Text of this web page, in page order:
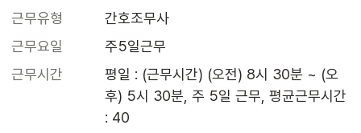
근무유형
간호조무사
근무요일
주5일근무
근무시간
평일 : (근무시간) (오전) 8시 30분 ~ (오
후) 5시 30분, 주 5일 근무, 평균근무시간
: 40